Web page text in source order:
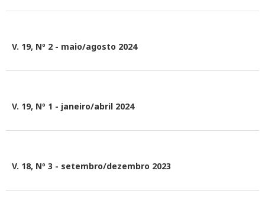
V. 19, Nº 2 - maio/agosto 2024
V. 19, Nº 1 - janeiro/abril 2024
V. 18, Nº 3 - setembro/dezembro 2023